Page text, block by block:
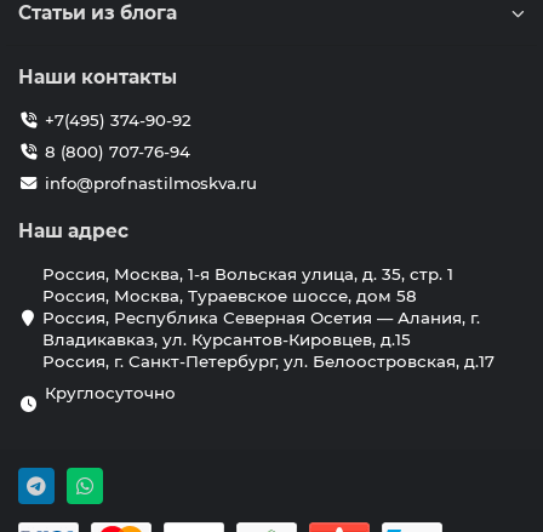
Статьи из блога
Наши контакты
+7(495) 374-90-92
8 (800) 707-76-94
info@profnastilmoskva.ru
Наш адрес
Россия, Москва, 1-я Вольская улица, д. 35, стр. 1
Россия, Москва, Тураевское шоссе, дом 58
Россия, Республика Северная Осетия — Алания, г.
Владикавказ, ул. Курсантов-Кировцев, д.15
Россия, г. Санкт-Петербург, ул. Белоостровская, д.17
Круглосуточно